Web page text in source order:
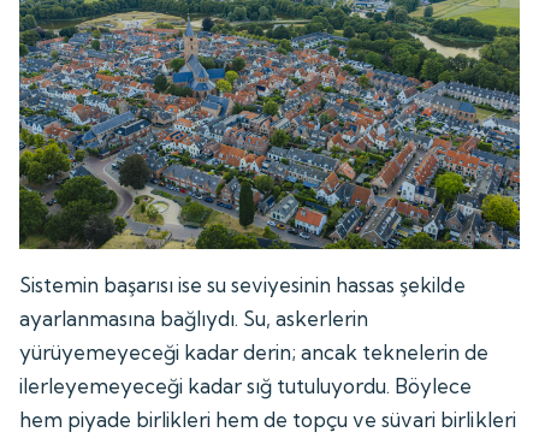
Sistemin başarısı ise su seviyesinin hassas şekilde
ayarlanmasına bağlıydı. Su, askerlerin
yürüyemeyeceği kadar derin; ancak teknelerin de
ilerleyemeyeceği kadar sığ tutuluyordu. Böylece
hem piyade birlikleri hem de topçu ve süvari birlikleri